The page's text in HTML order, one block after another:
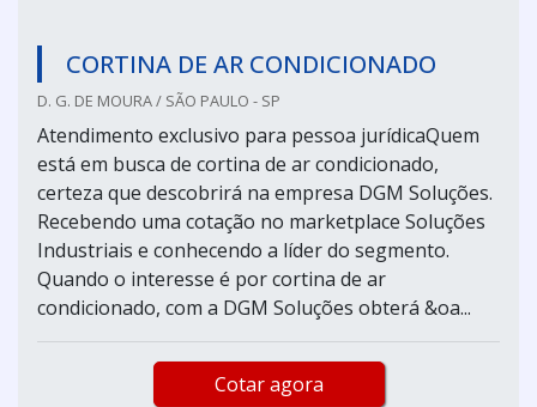
CORTINA DE AR CONDICIONADO
D. G. DE MOURA / SÃO PAULO - SP
Atendimento exclusivo para pessoa jurídicaQuem
está em busca de cortina de ar condicionado,
certeza que descobrirá na empresa DGM Soluções.
Recebendo uma cotação no marketplace Soluções
Industriais e conhecendo a líder do segmento.
Quando o interesse é por cortina de ar
condicionado, com a DGM Soluções obterá &oa...
Cotar agora